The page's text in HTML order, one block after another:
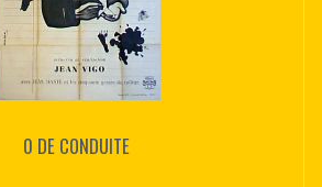
0 DE CONDUITE